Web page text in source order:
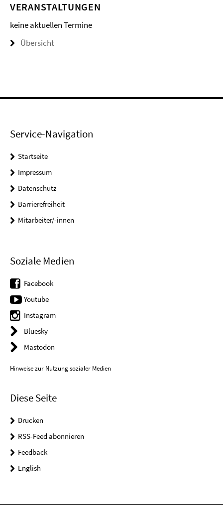
VERANSTALTUNGEN
keine aktuellen Termine
Übersicht
Service-Navigation
Startseite
Impressum
Datenschutz
Barrierefreiheit
Mitarbeiter/-innen
Soziale Medien
Facebook
Youtube
Instagram
Bluesky
Mastodon
Hinweise zur Nutzung sozialer Medien
Diese Seite
Drucken
RSS-Feed abonnieren
Feedback
English